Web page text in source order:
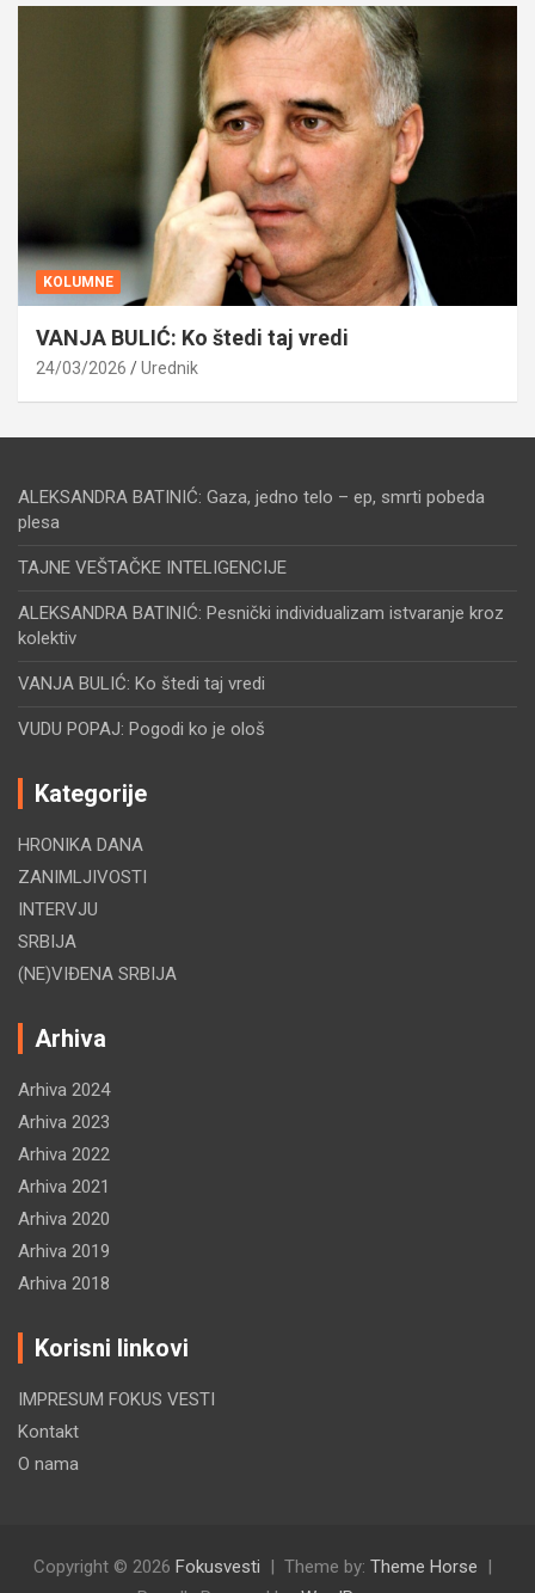
KOLUMNE
VANJA BULIĆ: Ko štedi taj vredi
24/03/2026 Urednik
ALEKSANDRA BATINIĆ: Gaza, jedno telo – ep, smrti pobeda
plesa
TAJNE VEŠTAČKE INTELIGENCIJE
ALEKSANDRA BATINIĆ: Pesnički individualizam istvaranje kroz
kolektiv
VANJA BULIĆ: Ko štedi taj vredi
VUDU POPAJ: Pogodi ko je ološ
Kategorije
HRONIKA DANA
ZANIMLJIVOSTI
INTERVJU
SRBIJA
(NE)VIĐENA SRBIJA
Arhiva
Arhiva 2024
Arhiva 2023
Arhiva 2022
Arhiva 2021
Arhiva 2020
Arhiva 2019
Arhiva 2018
Korisni linkovi
IMPRESUM FOKUS VESTI
Kontakt
O nama
Copyright © 2026 Fokusvesti Theme by: Theme Horse